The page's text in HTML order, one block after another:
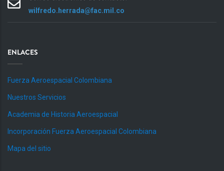
wilfredo.herrada@fac.mil.co
ENLACES
Fuerza Aeroespacial Colombiana
Nuestros Servicios
Academia de Historia Aeroespacial
Incorporación Fuerza Aeroespacial Colombiana
Mapa del sitio